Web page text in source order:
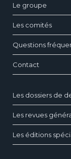
Le groupe
Les comités
Questions
Contact
Les dossiers de
Les revues
Les éditions